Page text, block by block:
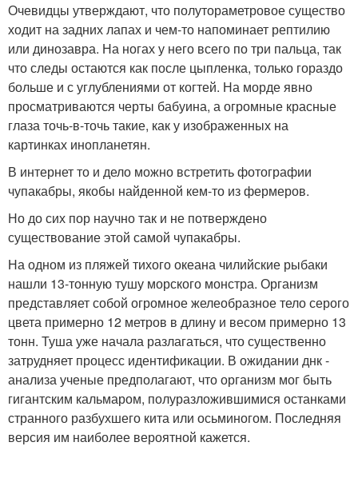
Очевидцы утверждают, что полутораметровое существо
ходит на задних лапах и чем-то напоминает рептилию
или динозавра. На ногах у него всего по три пальца, так
что следы остаются как после цыпленка, только гораздо
больше и с углублениями от когтей. На морде явно
просматриваются черты бабуина, а огромные красные
глаза точь-в-точь такие, как у изображенных на
картинках инопланетян.
В интернет то и дело можно встретить фотографии
чупакабры, якобы найденной кем-то из фермеров.
Но до сих пор научно так и не потверждено
существование этой самой чупакабры.
На одном из пляжей тихого океана чилийские рыбаки
нашли 13-тонную тушу морского монстра. Организм
представляет собой огромное желеобразное тело серого
цвета примерно 12 метров в длину и весом примерно 13
тонн. Туша уже начала разлагаться, что существенно
затрудняет процесс идентификации. В ожидании днк -
анализа ученые предполагают, что организм мог быть
гигантским кальмаром, полуразложившимися останками
странного разбухшего кита или осьминогом. Последняя
версия им наиболее вероятной кажется.